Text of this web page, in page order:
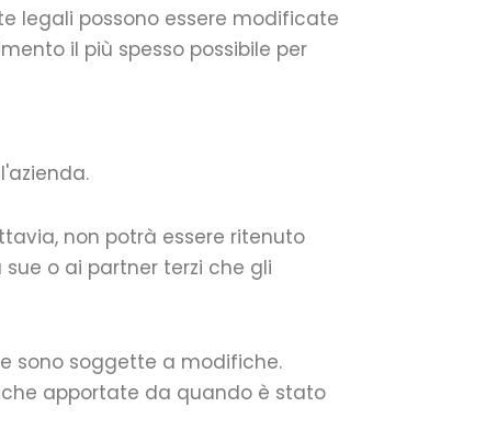
legali possono essere modificate
il più spesso possibile per
non potrà essere ritenuto
o ai partner terzi che gli
sono soggette a modifiche.
apportate da quando è stato